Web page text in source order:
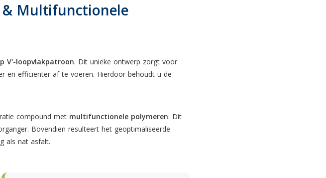
& Multifunctionele
V'-loopvlakpatroon. Dit unieke ontwerp zorgt voor
en efficiënter af te voeren. Hierdoor behoudt u de
compound met multifunctionele polymeren. Dit
Bovendien resulteert het geoptimaliseerde
als nat asfalt.